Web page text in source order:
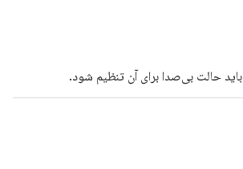
حالت بی‌صدا برای آن تنظیم شود.